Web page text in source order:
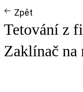
Zpět
Tetování z
Zaklínač na